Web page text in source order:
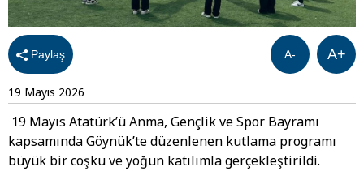
Paylaş A+
A-
19 Mayıs 2026
19 Mayıs Atatürk’ü Anma, Gençlik ve Spor Bayramı
kapsamında Göynük’te düzenlenen kutlama programı
büyük bir coşku ve yoğun katılımla gerçekleştirildi.